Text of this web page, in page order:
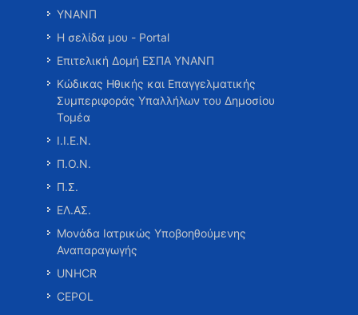
ΥΝΑΝΠ
Η σελίδα μου - Portal
Επιτελική Δομή ΕΣΠΑ ΥΝΑΝΠ
Κώδικας Ηθικής και Επαγγελματικής
Συμπεριφοράς Υπαλλήλων του Δημοσίου
Τομέα
Ι.Ι.Ε.Ν.
Π.Ο.Ν.
Π.Σ.
ΕΛ.ΑΣ.
Μονάδα Ιατρικώς Υποβοηθούμενης
Αναπαραγωγής
UNHCR
CEPOL